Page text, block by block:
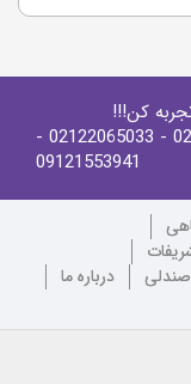
کن!!!
- 02122065033
-
09121553941
صندلی
درباره ما